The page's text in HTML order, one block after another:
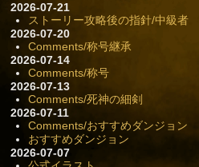
2026-07-21
ストーリー攻略後の指針/中級者
2026-07-20
Comments/称号継承
2026-07-14
Comments/称号
2026-07-13
Comments/死神の細剣
2026-07-11
Comments/おすすめダンジョン
おすすめダンジョン
2026-07-07